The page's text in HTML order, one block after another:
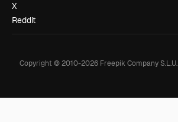
X
Reddit
Copyright © 2010-2026Freepik Company S.L.U.